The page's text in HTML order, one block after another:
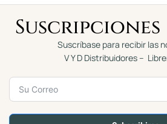
Suscripciones
Suscríbase para recibir las
V Y D Distribuidores –